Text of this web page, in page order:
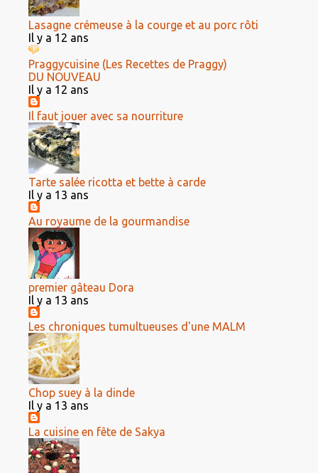
Lasagne crémeuse à la courge et au porc rôti
Il y a 12 ans
Praggycuisine (Les Recettes de Praggy)
DU NOUVEAU
Il y a 12 ans
Il faut jouer avec sa nourriture
Tarte salée ricotta et bette à carde
Il y a 13 ans
Au royaume de la gourmandise
premier gâteau Dora
Il y a 13 ans
Les chroniques tumultueuses d'une MALM
Chop suey à la dinde
Il y a 13 ans
La cuisine en fête de Sakya